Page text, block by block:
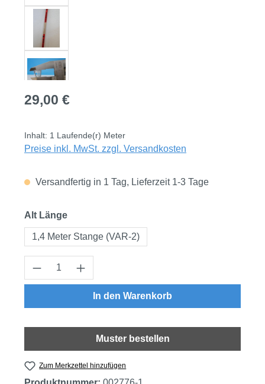
Regulärer Preis:
29,00 €
Inhalt: 1 Laufende(r) Meter
Preise inkl. MwSt. zzgl. Versandkosten
Versandfertig in 1 Tag, Lieferzeit 1-3 Tage
Alt Längeauswählen
1,4 Meter Stange (VAR-2)
Produkt Anzahl: Gib den gewünschten
In den Warenkorb
Muster bestellen
Zum Merkzettel hinzufügen